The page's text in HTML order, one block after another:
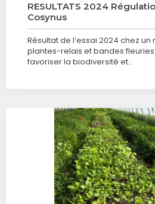
RESULTATS 2024
Cosynus
Résultat de l’essai 2024 chez
plantes-relais et bandes
favoriser la biodiversité et…